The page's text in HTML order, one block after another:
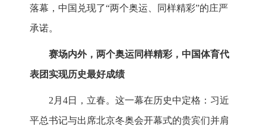
落幕，中国兑现了“两个奥运、同样精彩”的庄严
承诺。
赛场内外，两个奥运同样精彩，中国体育代
表团实现历史最好成绩
2月4日，立春。这一幕在历史中定格：习近
平总书记与出席北京冬奥会开幕式的贵宾们并肩